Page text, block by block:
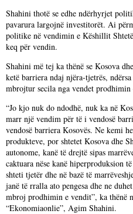
Shahini thotë se edhe ndërhyrjet
pavarura largojnë investitorët. Ai
politike në vendimin e Këshillit
keq për vendin.
Shahini më tej ka thënë se Kosova
ketë barriera ndaj njëra-tjetrës,
mbrojtur secila nga vendet prodhimin
“Jo kjo nuk do ndodhë, nuk ka në
marr një vendim për të i vendosë
vendosë barriera Kosovës. Ne kemi
produkteve, por shtetet Kosova dhe
autonome, kanë të drejtë sipas
caktuara nëse kanë hiperproduksion
shteti tjetër dhe në bazë të
janë të rralla ato pengesa dhe ne
mbroj prodhimin e vendit”, ka thënë
“Ekonomiaonlie”, Agim Shahini.